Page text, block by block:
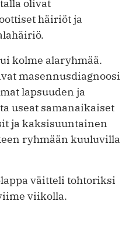
olivat
häiriöt ja
kolme alaryhmää.
masennusdiagnoosi
lapsuuden ja
useat samanaikaiset
ja kaksisuuntainen
ryhmään kuuluvilla
väitteli tohtoriksi
viikolla.